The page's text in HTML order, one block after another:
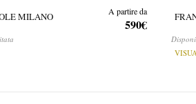
MILANO A partire da
590€